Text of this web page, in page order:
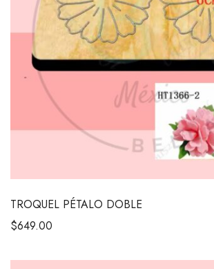
TROQUEL PÉTALO DOBLE
$649.00